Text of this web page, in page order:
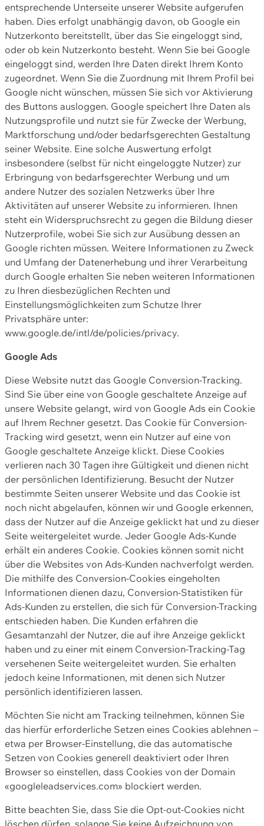
entsprechende Unterseite unserer Website aufgerufen
haben. Dies erfolgt unabhängig davon, ob Google ein
Nutzerkonto bereitstellt, über das Sie eingeloggt sind,
oder ob kein Nutzerkonto besteht. Wenn Sie bei Google
eingeloggt sind, werden Ihre Daten direkt Ihrem Konto
zugeordnet. Wenn Sie die Zuordnung mit Ihrem Profil bei
Google nicht wünschen, müssen Sie sich vor Aktivierung
des Buttons ausloggen. Google speichert Ihre Daten als
Nutzungsprofile und nutzt sie für Zwecke der Werbung,
Marktforschung und/oder bedarfsgerechten Gestaltung
seiner Website. Eine solche Auswertung erfolgt
insbesondere (selbst für nicht eingeloggte Nutzer) zur
Erbringung von bedarfsgerechter Werbung und um
andere Nutzer des sozialen Netzwerks über Ihre
Aktivitäten auf unserer Website zu informieren. Ihnen
steht ein Widerspruchsrecht zu gegen die Bildung dieser
Nutzerprofile, wobei Sie sich zur Ausübung dessen an
Google richten müssen. Weitere Informationen zu Zweck
und Umfang der Datenerhebung und ihrer Verarbeitung
durch Google erhalten Sie neben weiteren Informationen
zu Ihren diesbezüglichen Rechten und
Einstellungsmöglichkeiten zum Schutze Ihrer
Privatsphäre unter:
www.google.de/intl/de/policies/privacy.
Google Ads
Diese Website nutzt das Google Conversion-Tracking.
Sind Sie über eine von Google geschaltete Anzeige auf
unsere Website gelangt, wird von Google Ads ein Cookie
auf Ihrem Rechner gesetzt. Das Cookie für Conversion-
Tracking wird gesetzt, wenn ein Nutzer auf eine von
Google geschaltete Anzeige klickt. Diese Cookies
verlieren nach 30 Tagen ihre Gültigkeit und dienen nicht
der persönlichen Identifizierung. Besucht der Nutzer
bestimmte Seiten unserer Website und das Cookie ist
noch nicht abgelaufen, können wir und Google erkennen,
dass der Nutzer auf die Anzeige geklickt hat und zu dieser
Seite weitergeleitet wurde. Jeder Google Ads-Kunde
erhält ein anderes Cookie. Cookies können somit nicht
über die Websites von Ads-Kunden nachverfolgt werden.
Die mithilfe des Conversion-Cookies eingeholten
Informationen dienen dazu, Conversion-Statistiken für
Ads-Kunden zu erstellen, die sich für Conversion-Tracking
entschieden haben. Die Kunden erfahren die
Gesamtanzahl der Nutzer, die auf ihre Anzeige geklickt
haben und zu einer mit einem Conversion-Tracking-Tag
versehenen Seite weitergeleitet wurden. Sie erhalten
jedoch keine Informationen, mit denen sich Nutzer
persönlich identifizieren lassen.
Möchten Sie nicht am Tracking teilnehmen, können Sie
das hierfür erforderliche Setzen eines Cookies ablehnen –
etwa per Browser-Einstellung, die das automatische
Setzen von Cookies generell deaktiviert oder Ihren
Browser so einstellen, dass Cookies von der Domain
«googleleadservices.com» blockiert werden.
Bitte beachten Sie, dass Sie die Opt-out-Cookies nicht